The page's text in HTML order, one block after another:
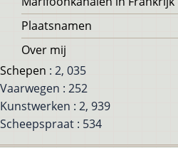
Plaatsnamen
Over mij
Schepen : 2, 035
Vaarwegen : 252
Kunstwerken : 2, 939
Scheepspraat : 534